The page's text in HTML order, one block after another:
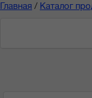
Главная / Каталог